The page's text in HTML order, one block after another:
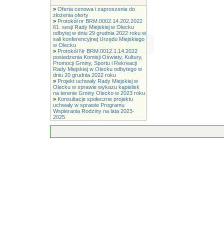
» Oferta cenowa i zaproszenie do
złożenia oferty
» Protokół nr BRM.0002.14.202.2022
61. sesji Rady Miejskiej w Olecku
odbytej w dniu 29 grudnia 2022 roku w
sali konferencyjnej Urzędu Miejskiego
w Olecku
» Protokół Nr BRM.0012.1.14.2022
posiedzenia Komisji Oświaty, Kultury,
Promocji Gminy, Sportu i Rekreacji
Rady Miejskiej w Olecku odbytego w
dniu 20 grudnia 2022 roku
» Projekt uchwały Rady Miejskiej w
Olecku w sprawie wykazu kąpielisk
na terenie Gminy Olecko w 2023 roku
» Konsultacje społeczne projektu
uchwały w sprawie Programu
Wspierania Rodziny na lata 2023-
2025